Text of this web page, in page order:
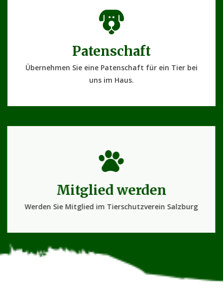
Patenschaft
Übernehmen Sie eine Patenschaft für ein Tier bei
uns im Haus.
Mitglied werden
Werden Sie Mitglied im Tierschutzverein Salzburg